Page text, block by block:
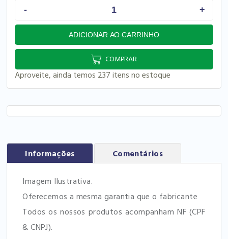
COMPRAR
Aproveite, ainda temos 237 itens no estoque
Informações Comentários
Imagem Ilustrativa.
Oferecemos a mesma garantia que o fabricante
Todos os nossos produtos acompanham NF (CPF
& CNPJ).